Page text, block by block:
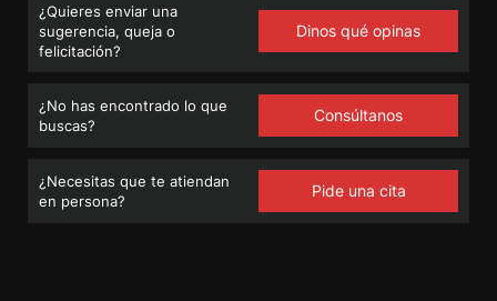
¿Quieres enviar una
sugerencia, queja o
felicitación?
Dinos qué opinas
¿No has encontrado lo que
buscas?
Consúltanos
¿Necesitas que te atiendan
en persona?
Pide una cita